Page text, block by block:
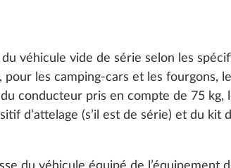
véhicule vide de série selon les
les camping-cars et les fourgons, le
conducteur pris en compte de 75 kg,
d’attelage (s’il est de série) et du kit